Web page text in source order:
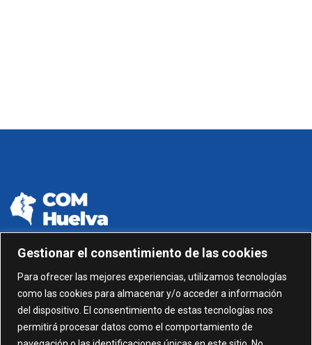
Gestionar el consentimiento de las cookies
Para ofrecer las mejores experiencias, utilizamos tecnologías
como las cookies para almacenar y/o acceder a información
del dispositivo. El consentimiento de estas tecnologías nos
permitirá procesar datos como el comportamiento de
C/ Gonzalez García nº 11, 1º 21003 Huelva
administracion@comhuelva.com